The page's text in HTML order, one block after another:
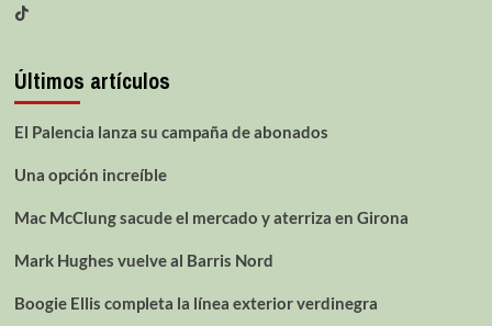
Últimos artículos
El Palencia lanza su campaña de abonados
Una opción increíble
Mac McClung sacude el mercado y aterriza en Girona
Mark Hughes vuelve al Barris Nord
Boogie Ellis completa la línea exterior verdinegra